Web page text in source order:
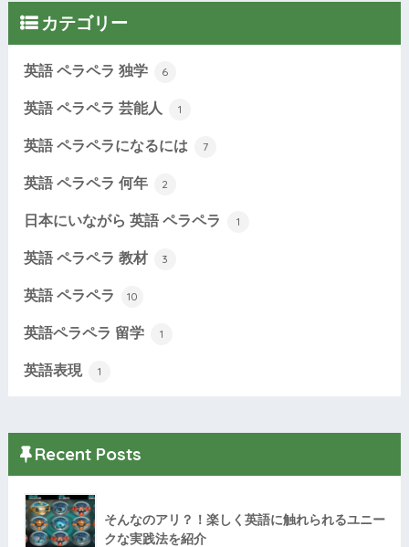
カテゴリー
英語 ペラペラ 独学 6
英語 ペラペラ 芸能人 1
英語 ペラペラになるには 7
英語 ペラペラ 何年 2
日本にいながら 英語 ペラペラ 1
英語 ペラペラ 教材 3
英語 ペラペラ 10
英語ペラペラ 留学 1
英語表現 1
Recent Posts
そんなのアリ？！楽しく英語に触れられるユニー
クな実践法を紹介